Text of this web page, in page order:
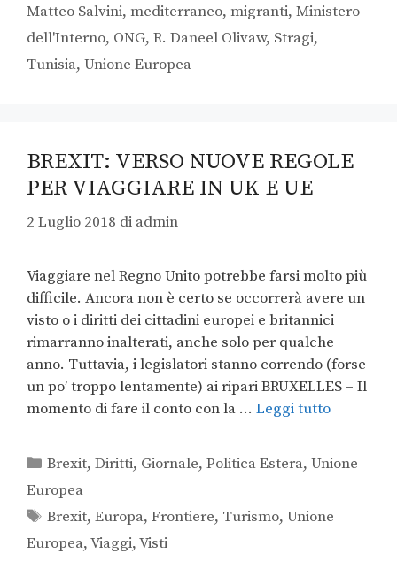
Matteo Salvini, mediterraneo, migranti, Ministero
dell'Interno, ONG, R. Daneel Olivaw, Stragi,
Tunisia, Unione Europea
BREXIT: VERSO NUOVE REGOLE
PER VIAGGIARE IN UK E UE
2 Luglio 2018 di admin
Viaggiare nel Regno Unito potrebbe farsi molto più
difficile. Ancora non è certo se occorrerà avere un
visto o i diritti dei cittadini europei e britannici
rimarranno inalterati, anche solo per qualche
anno. Tuttavia, i legislatori stanno correndo (forse
un po’ troppo lentamente) ai ripari BRUXELLES – Il
momento di fare il conto con la … Leggi tutto
Brexit,Diritti, Giornale,Politica Estera,Unione
Europea
Brexit,Europa,Frontiere, Turismo,Unione
Europea,Viaggi,Visti